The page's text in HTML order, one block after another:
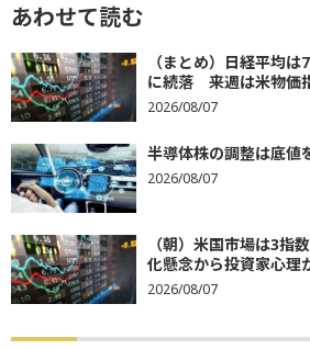
あわせて読む
（まとめ）日経平均
に続落 来週は米物価
2026/08/07
半導体株の調整は底値
2026/08/07
（朝）米国市場は3
化懸念から投資家心理
2026/08/07